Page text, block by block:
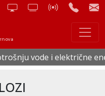
• U četvrtak